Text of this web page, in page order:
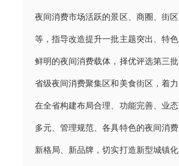
夜间消费市场活跃的景区、商圈、街区
等，指导改造提升一批主题突出、特色
鲜明的夜间消费载体，择优评选第三批
省级夜间消费聚集区和美食街区，着力
在全省构建布局合理、功能完善、业态
多元、管理规范、各具特色的夜间消费
新格局、新品牌，切实打造新型城镇化